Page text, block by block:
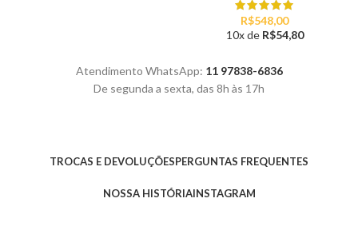
R$548,00
10x de R$54,80
Atendimento WhatsApp: 11 97838-6836
De segunda a sexta, das 8h às 17h
TROCAS E DEVOLUÇÕESPERGUNTAS FREQUENTES
NOSSA HISTÓRIAINSTAGRAM